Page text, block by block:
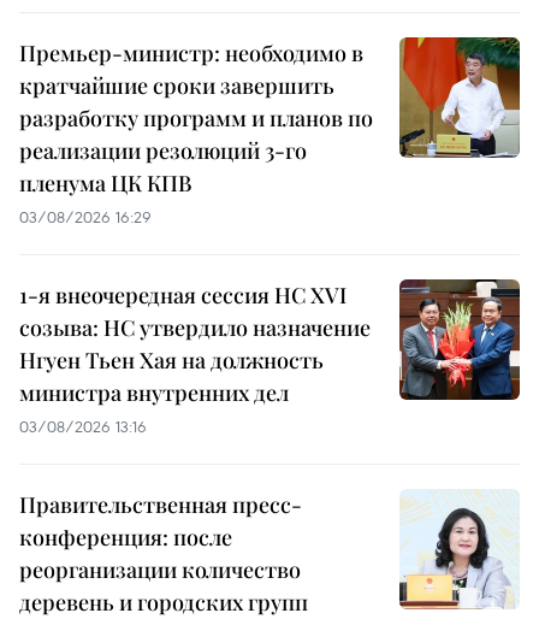
Премьер-министр: необходимо в
кратчайшие сроки завершить
разработку программ и планов по
реализации резолюций 3-го
пленума ЦК КПВ
03/08/2026 16:29
1-я внеочередная сессия НС XVI
созыва: НС утвердило назначение
Нгуен Тьен Хая на должность
министра внутренних дел
03/08/2026 13:16
Правительственная пресс-
конференция: после
реорганизации количество
деревень и городских групп